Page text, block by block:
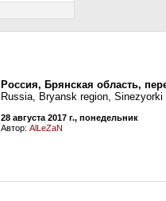
Россия, Брянская область,
Russia, Bryansk region,
28 августа 2017 г., понедельник
Автор: AlLeZaN